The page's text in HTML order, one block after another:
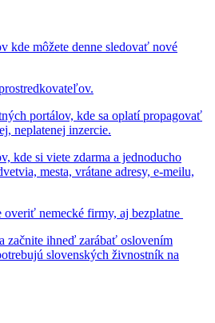
kde môžete denne sledovať nové
portálov, kde sa oplatí propagovať
neplatenej inzercie.
kde si viete zdarma a jednoducho
mesta, vrátane adresy, e-meilu,
nemecké firmy, aj bezplatne
začnite ihneď zarábať oslovením
slovenských živnostník na